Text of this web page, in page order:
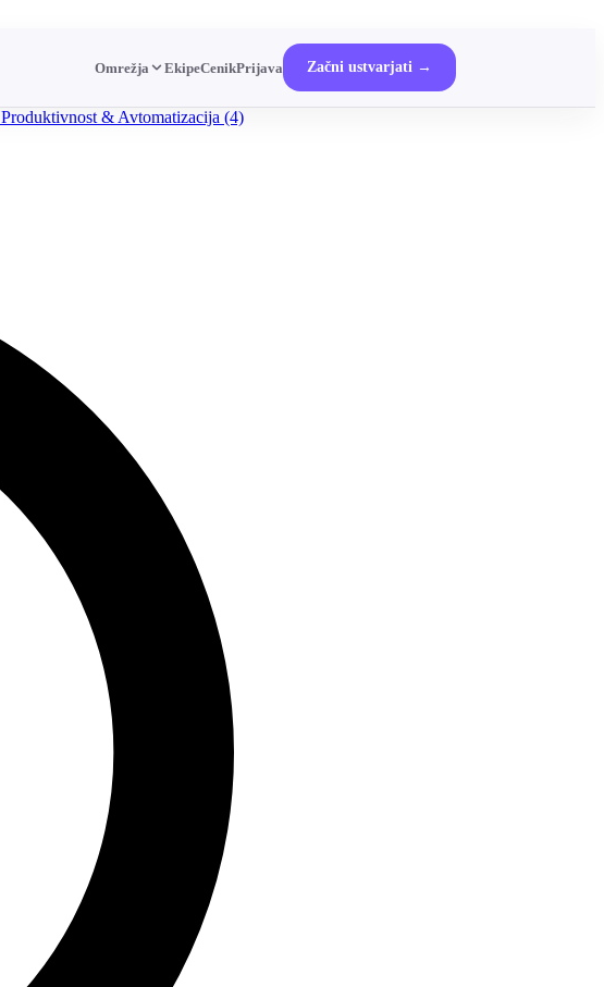
Omrežja EkipeCenikPrijava Začni ustvarjati →
Produktivnost & Avtomatizacija (4)